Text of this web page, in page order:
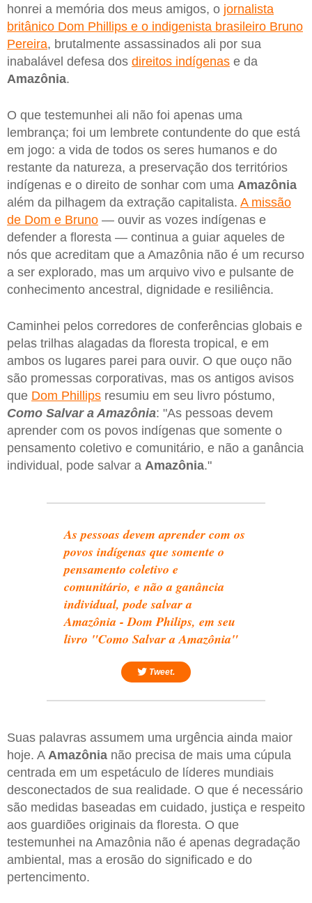
honrei a memória dos meus amigos, o jornalista
britânico Dom Phillips e o indigenista brasileiro Bruno
Pereira, brutalmente assassinados ali por sua
inabalável defesa dos direitos indígenas e da
Amazônia.
O que testemunhei ali não foi apenas uma
lembrança; foi um lembrete contundente do que está
em jogo: a vida de todos os seres humanos e do
restante da natureza, a preservação dos territórios
indígenas e o direito de sonhar com uma Amazônia
além da pilhagem da extração capitalista. A missão
de Dom e Bruno — ouvir as vozes indígenas e
defender a floresta — continua a guiar aqueles de
nós que acreditam que a Amazônia não é um recurso
a ser explorado, mas um arquivo vivo e pulsante de
conhecimento ancestral, dignidade e resiliência.
Caminhei pelos corredores de conferências globais e
pelas trilhas alagadas da floresta tropical, e em
ambos os lugares parei para ouvir. O que ouço não
são promessas corporativas, mas os antigos avisos
que Dom Phillips resumiu em seu livro póstumo,
Como Salvar a Amazônia: "As pessoas devem
aprender com os povos indígenas que somente o
pensamento coletivo e comunitário, e não a ganância
individual, pode salvar a Amazônia."
As pessoas devem aprender com os
povos indígenas que somente o
pensamento coletivo e
comunitário, e não a ganância
individual, pode salvar a
Amazônia - Dom Philips, em seu
livro "Como Salvar a Amazônia"
Tweet.
Suas palavras assumem uma urgência ainda maior
hoje. A Amazônia não precisa de mais uma cúpula
centrada em um espetáculo de líderes mundiais
desconectados de sua realidade. O que é necessário
são medidas baseadas em cuidado, justiça e respeito
aos guardiões originais da floresta. O que
testemunhei na Amazônia não é apenas degradação
ambiental, mas a erosão do significado e do
pertencimento.